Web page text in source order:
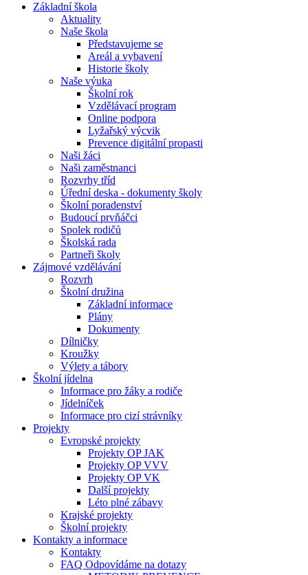
Základní škola
Aktuality
Naše škola
Představujeme se
Areál a vybavení
Historie školy
Naše výuka
Školní rok
Vzdělávací program
Online podpora
Lyžařský výcvik
Prevence digitální propasti
Naši žáci
Naši zaměstnanci
Rozvrhy tříd
Úřední deska - dokumenty školy
Školní poradenství
Budoucí prvňáčci
Spolek rodičů
Školská rada
Partneři školy
Zájmové vzdělávání
Rozvrh
Školní družina
Základní informace
Plány
Dokumenty
Dílničky
Kroužky
Výlety a tábory
Školní jídelna
Informace pro žáky a rodiče
Jídelníček
Informace pro cizí strávníky
Projekty
Evropské projekty
Projekty OP JAK
Projekty OP VVV
Projekty OP VK
Další projekty
Léto plné zábavy
Krajské projekty
Školní projekty
Kontakty a informace
Kontakty
FAQ Odpovídáme na dotazy